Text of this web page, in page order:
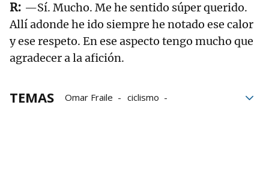
—Sí. Mucho. Me he sentido súper querido.
Allí adonde he ido siempre he notado ese calor
y ese respeto. En ese aspecto tengo mucho que
agradecer a la afición.
TEMAS Omar Fraile
ciclismo